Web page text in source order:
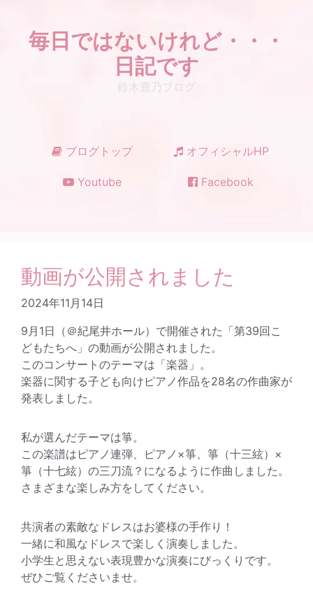
毎日ではないけれど・・・
日記です
鈴木豊乃ブログ
ブログトップ オフィシャルHP
Youtube Facebook
動画が公開されました
2024年11月14日
9月1日（＠紀尾井ホール）で開催された「第39回こ
どもたちへ」の動画が公開されました。
このコンサートのテーマは「楽器」。
楽器に関する子ども向けピアノ作品を28名の作曲家が
発表しました。
私が選んだテーマは箏。
この楽譜はピアノ連弾、ピアノ×箏、箏（十三絃）×
箏（十七絃）の三刀流？になるように作曲しました。
さまざまな楽しみ方をしてください。
共演者の素敵なドレスはお婆様の手作り！
一緒に和風なドレスで楽しく演奏しました。
小学生と思えない表現豊かな演奏にびっくりです。
ぜひご覧くださいませ。